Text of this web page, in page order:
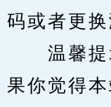
码或者更换
温馨提
果你觉得